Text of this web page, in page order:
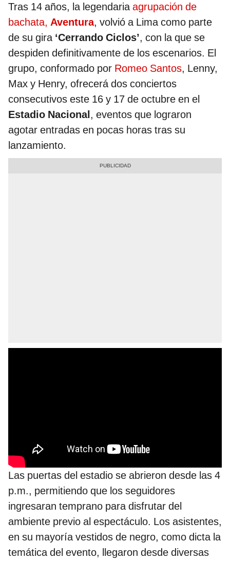
Tras 14 años, la legendariaagrupación de
bachata, Aventura, volvió a Lima como parte
de su gira ‘Cerrando Ciclos’, con la que se
despiden definitivamente de los escenarios. El
grupo, conformado por Romeo Santos, Lenny,
Max y Henry, ofrecerá dos conciertos
consecutivos este 16 y 17 de octubre en el
Estadio Nacional, eventos que lograron
agotar entradas en pocas horas tras su
lanzamiento.
Las puertas del estadio se abrieron desde las 4
p.m., permitiendo que los seguidores
ingresaran temprano para disfrutar del
ambiente previo al espectáculo. Los asistentes,
en su mayoría vestidos de negro, como dicta la
temática del evento, llegaron desde diversas